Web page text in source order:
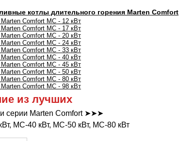
котлы длительного горения Marten Comfort
Marten Comfort MC - 12 кВт
Marten Comfort MC - 17 кВт
Marten Comfort MC - 20 кВт
Marten Comfort MC - 24 кВт
Marten Comfort MC - 33 кВт
Marten Comfort MC - 40 кВт
Marten Comfort MC - 45 кВт
Marten Comfort MC - 50 кВт
Marten Comfort MC - 80 кВт
Marten Comfort MC - 98 кВт
из лучших
серии Marten Comfort ➤➤➤
MC-40 кВт, MC-50 кВт, MC-80 кВт